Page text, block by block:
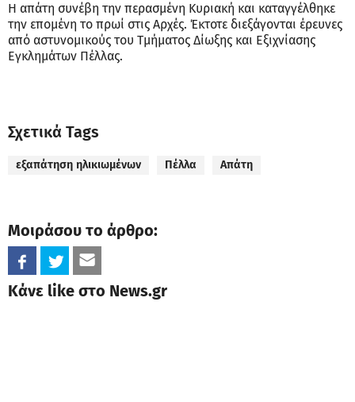
Η απάτη συνέβη την περασμένη Κυριακή και καταγγέλθηκε
την επομένη το πρωί στις Αρχές. Έκτοτε διεξάγονται έρευνες
από αστυνομικούς του Τμήματος Δίωξης και Εξιχνίασης
Εγκλημάτων Πέλλας.
Σχετικά Tags
εξαπάτηση ηλικιωμένων Πέλλα Απάτη
Μοιράσου το άρθρο:
Κάνε like στο News.gr